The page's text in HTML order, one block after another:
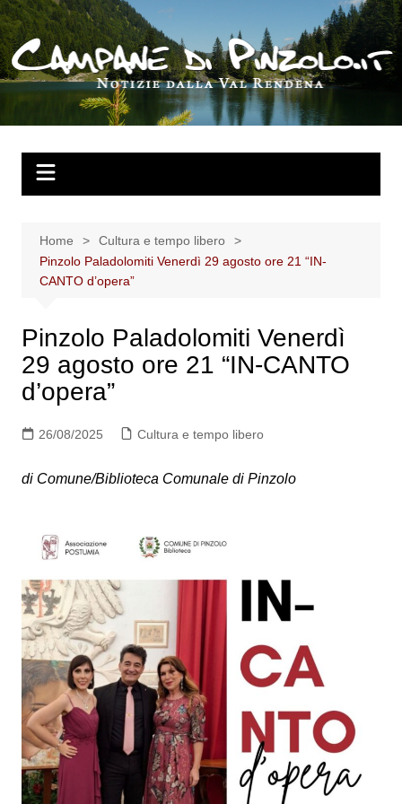
Salta
al
contenuto
Home
Cultura e tempo libero
Pinzolo Paladolomiti Venerdì 29 agosto ore 21 “IN-
CANTO d’opera”
Pinzolo Paladolomiti Venerdì
29 agosto ore 21 “IN-CANTO
d’opera”
26/08/2025 Cultura e tempo libero
di Comune/Biblioteca Comunale di Pinzolo